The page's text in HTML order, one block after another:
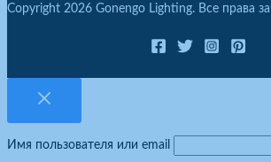
Copyright 2026 Gonengo Lighting. Все права
Имя пользователя или email